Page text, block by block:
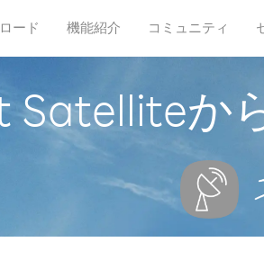
ード 機能紹介 コミュニティ
Satelliteか